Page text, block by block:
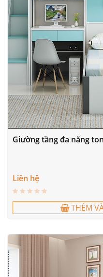
Giường tầng đa năng
Liên hệ
THÊM